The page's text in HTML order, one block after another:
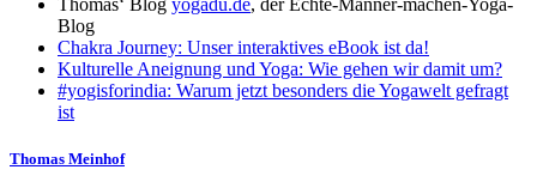
Thomas‘ Blog yogadu.de, der Echte-Männer-machen-Yoga-
Blog
Chakra Journey: Unser interaktives eBook ist da!
Kulturelle Aneignung und Yoga: Wie gehen wir damit um?
#yogisforindia: Warum jetzt besonders die Yogawelt gefragt
ist
Thomas Meinhof